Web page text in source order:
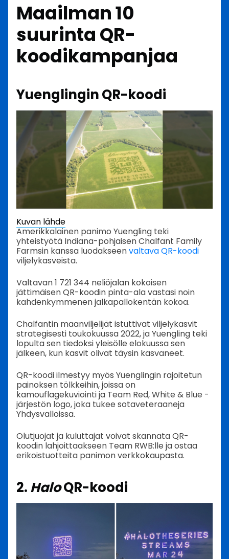
Maailman 10
suurinta QR-
koodikampanjaa
Yuenglingin QR-koodi
Kuvan lähde
Amerikkalainen panimo Yuengling teki
yhteistyötä Indiana-pohjaisen Chalfant Family
Farmsin kanssa luodakseenvaltava QR-koodi
viljelykasveista.
Valtavan 1 721 344 neliöjalan kokoisen
jättimäisen QR-koodin pinta-ala vastasi noin
kahdenkymmenen jalkapallokentän kokoa.
Chalfantin maanviljelijät istuttivat viljelykasvit
strategisesti toukokuussa 2022, ja Yuengling teki
lopulta sen tiedoksi yleisölle elokuussa sen
jälkeen, kun kasvit olivat täysin kasvaneet.
QR-koodi ilmestyy myös Yuenglingin rajoitetun
painoksen tölkkeihin, joissa on
kamouflagekuviointi ja Team Red, White & Blue -
järjestön logo, joka tukee sotaveteraaneja
Yhdysvalloissa.
Olutjuojat ja kuluttajat voivat skannata QR-
koodin lahjoittaakseen Team RWB:lle ja ostaa
erikoistuotteita panimon verkkokaupasta.
2.HaloQR-koodi